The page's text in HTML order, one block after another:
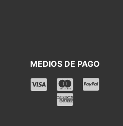
MEDIOS DE PAGO